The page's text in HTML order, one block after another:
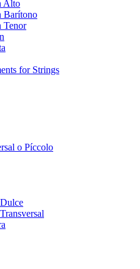
Alto
Barítono
Tenor
for Strings
o Píccolo